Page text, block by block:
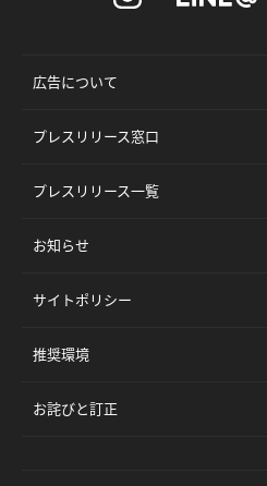
広告について
プレスリリース窓口
プレスリリース一覧
お知らせ
サイトポリシー
推奨環境
お詫びと訂正